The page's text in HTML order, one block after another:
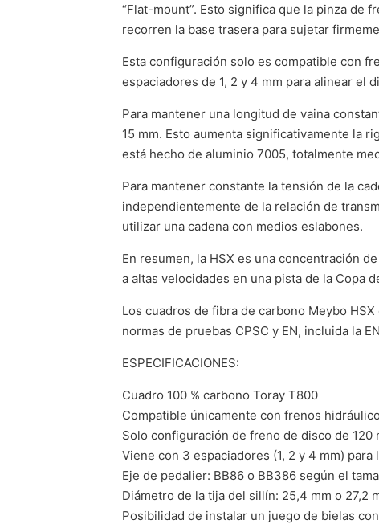
“Flat-mount”. Esto significa que la pinza de
recorren la base trasera para sujetar
Esta configuración solo es compatible con
espaciadores de 1, 2 y 4 mm para alinear el
Para mantener una longitud de vaina
15 mm. Esto aumenta significativamente la
está hecho de aluminio 7005, totalmente
Para mantener constante la tensión de la
independientemente de la relación de
utilizar una cadena con medios eslabones.
En resumen, la HSX es una concentración
a altas velocidades en una pista de la Copa
Los cuadros de fibra de carbono Meybo
normas de pruebas CPSC y EN, incluida la
ESPECIFICACIONES:
Cuadro 100 % carbono Toray T800
Compatible únicamente con frenos
Solo configuración de freno de disco de 120
Viene con 3 espaciadores (1, 2 y 4 mm)
Eje de pedalier: BB86 o BB386 según el
Diámetro de la tija del sillín: 25,4 mm o 27,2
Posibilidad de instalar un juego de bielas